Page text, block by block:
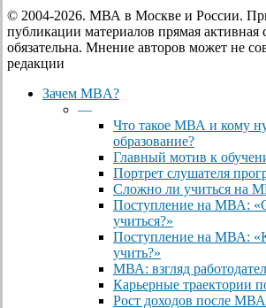
© 2004-2026. МВА в Москве и России.
публикации материалов прямая
обязательна. Мнение авторов может не
редакции
Close
Зачем MBA?
—
Что такое МВА и кому
образование?
Главный мотив к
Портрет слушателя
Сложно ли учиться на
Поступление на МВА:
учиться?»
Поступление на МВА:
учить?»
МВА: взгляд
Карьерные траектории
Рост доходов после МВА